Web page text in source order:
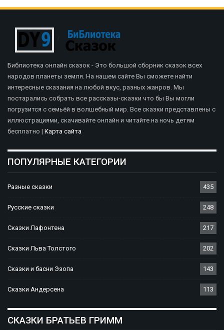
Библиотека онлайн сказок - Это большой сборник сказок всех
народов планеты земля. На нашем сайте Вы сможете найти
интересные сказания на любой вкус, разных жанров. Мы
постарались собрать все рассказы-сказки что бы Вы могли
погрузится с семьёй в волшебный мир. Все сказки представлены с
иллюстрациями, скачивайте онлайн и читайте на ночь детям
бесплатно | Карта сайта
ПОПУЛЯРНЫЕ КАТЕГОРИИ
Разные сказки 435
Русские сказки 248
Сказки Лафонтена 217
Сказки Льва Толстого 202
Сказки и басни Эзопа 143
Сказки Андерсена 113
СКАЗКИ БРАТЬЕВ ГРИММ